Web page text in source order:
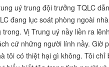
uý trung đội trưởng TQLC
đang lục soát phòng ngoài
Vị Trung uý nầy liền ra
cứ những người lính nầy. Giờ
tôi có thiệt hại gì không. Tôi chỉ